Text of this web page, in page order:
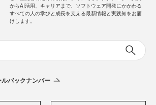
からAI活用、キャリアまで、ソフトウェア開発にかかわる
すべての人の学びと成長を支える最新情報と実践知をお届
けします。
ルバックナンバー